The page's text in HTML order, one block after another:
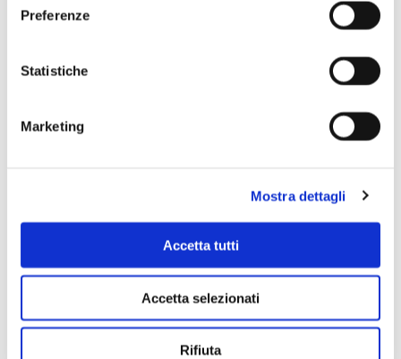
Preferenze
Statistiche
Marketing
Mostra dettagli
Accetta tutti
Accetta selezionati
Rifiuta
Scopri di più